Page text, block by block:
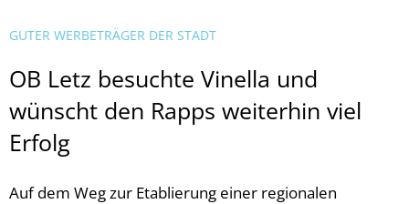
GUTER WERBETRÄGER DER STADT
OB Letz besuchte Vinella und
wünscht den Rapps weiterhin viel
Erfolg
Auf dem Weg zur Etablierung einer regionalen